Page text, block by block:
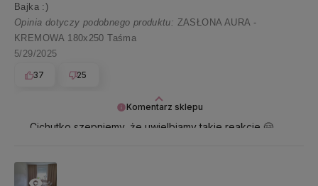
Komentarz sklepu
Cichutko szepniemy, że uwielbiamy takie reakcje 🤗
Bajka :)
Opinia dotyczy podobnego produktu: ZASŁONA AURA -
KREMOWA 180x250 Taśma
5/29/2025
37
25